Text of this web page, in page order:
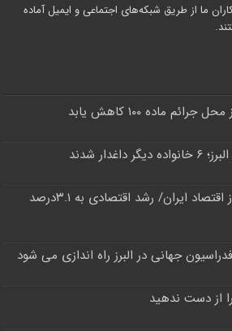
ما از طریق شبکه‌های اجتماعی و ایمیل آماده
ماده ۱۰۰ کاهش یابد
شدند
برآورد جدید بانک جهانی از اقتصاد ایران/ رشد اقتصادی به ۳.۱درصد
جهانی در البرز راه اندازی می شود
را از دست ندهید